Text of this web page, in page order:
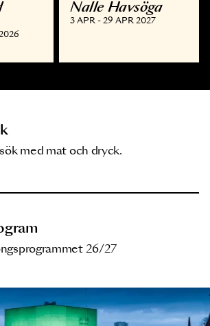
Nalle Havsöga
3 APR - 29 APR 2027
med mat och dryck.
26/27